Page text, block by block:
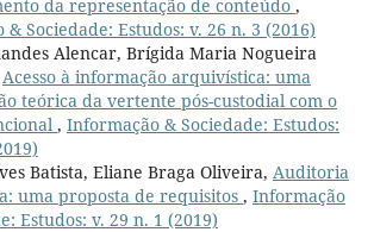
da representação de conteúdo ,
Sociedade: Estudos: v. 26 n. 3 (2016)
Alencar, Brígida Maria Nogueira
Acesso à informação arquivística: uma
teórica da vertente pós-custodial com o
, Informação & Sociedade: Estudos:
Batista, Eliane Braga Oliveira, Auditoria
uma proposta de requisitos , Informação
Estudos: v. 29 n. 1 (2019)